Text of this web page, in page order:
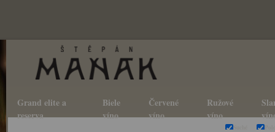
Grand elite a
reserva
Biele
víno
Červené
víno
Ružové
víno